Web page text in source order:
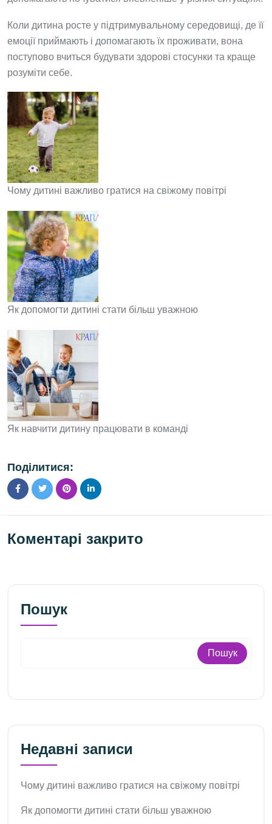
Коли дитина росте у підтримувальному середовищі, де її
емоції приймають і допомагають їх проживати, вона
поступово вчиться будувати здорові стосунки та краще
розуміти себе.
Чому дитині важливо гратися на свіжому повітрі
Як допомогти дитині стати більш уважною
Як навчити дитину працювати в команді
Поділитися:
Коментарі закрито
Пошук
Пошук
Недавні записи
Чому дитині важливо гратися на свіжому повітрі
Як допомогти дитині стати більш уважною